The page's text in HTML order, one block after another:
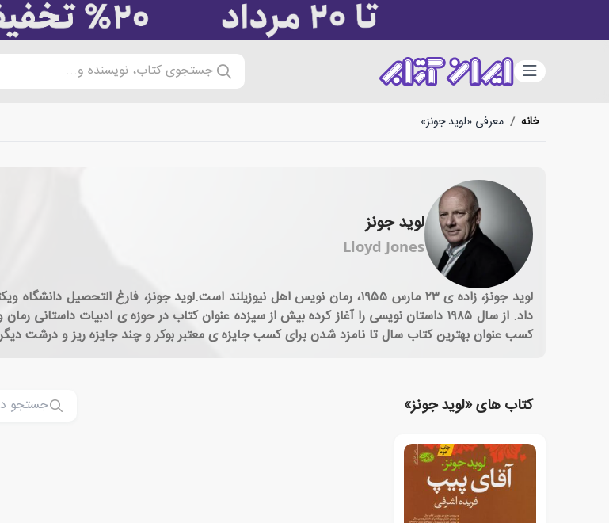
دسته‌بندی جستجوی کتاب، نویسنده و...
خانه / معرفی «لوید جونز»
لوید جونز
Lloyd Jones
داد. از سال ۱۹۸۵ داستان نویسی را آغاز کرده بیش از سیزده عنوان کتاب در حوزه ی ادبیات
کسب عنوان بهترین کتاب سال تا نامزد شدن برای کسب جایزه ی معتبر بوکر و چند جایزه ریز و درشت
کتاب های «لوید جونز»